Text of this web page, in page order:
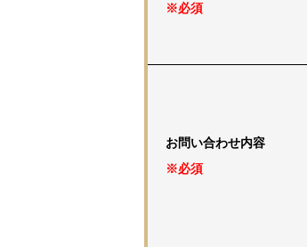
※必須
お問い合わせ内容
※必須